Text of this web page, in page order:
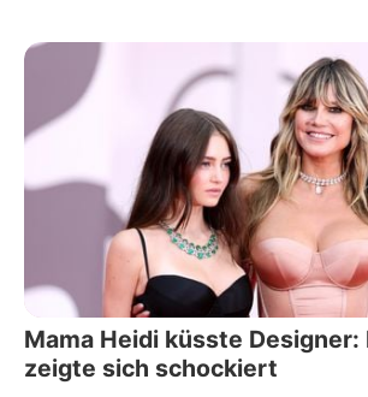
Mama Heidi küsste Designer:
zeigte sich schockiert